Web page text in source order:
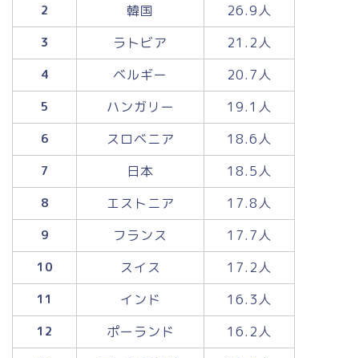
2 韓国 26.9人
3 ラトビア 21.2人
4 ベルギー 20.7人
5 ハンガリー 19.1人
6 スロベニア 18.6人
7 日本 18.5人
8 エストニア 17.8人
9 フランス 17.7人
10 スイス 17.2人
11 インド 16.3人
12 ポーランド 16.2人